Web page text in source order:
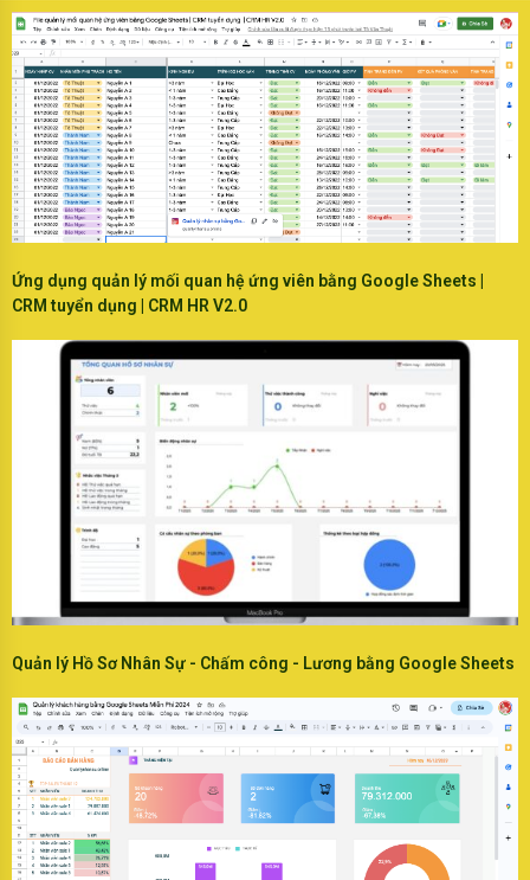
Ứng dụng quản lý mối quan hệ ứng viên bằng Google Sheets |
CRM tuyển dụng | CRM HR V2.0
Quản lý Hồ Sơ Nhân Sự - Chấm công - Lương bằng Google Sheets